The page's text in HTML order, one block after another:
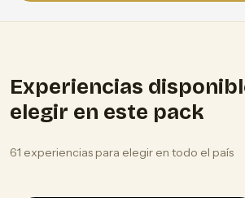
Experiencias
elegir en este pack
61 experiencias para elegir en todo el país